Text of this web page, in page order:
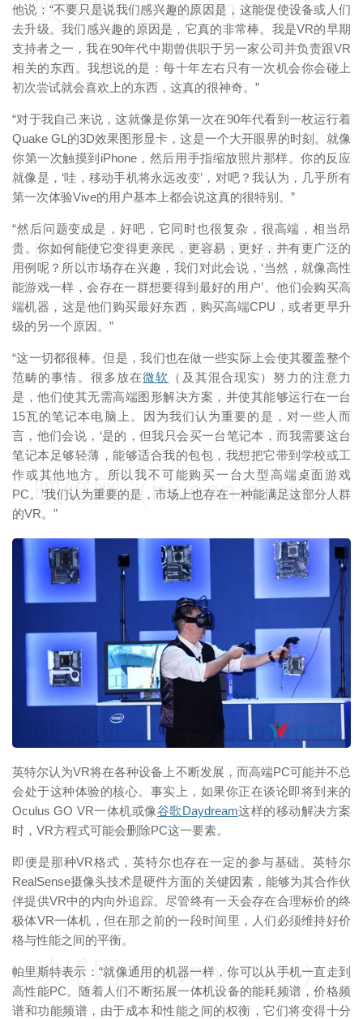
他说：“不要只是说我们感兴趣的原因是，这能促使设备或人们
去升级。我们感兴趣的原因是，它真的非常棒。我是VR的早期
支持者之一，我在90年代中期曾供职于另一家公司并负责跟VR
相关的东西。我想说的是：每十年左右只有一次机会你会碰上
初次尝试就会喜欢上的东西，这真的很神奇。”
“对于我自己来说，这就像是你第一次在90年代看到一枚运行着
Quake GL的3D效果图形显卡，这是一个大开眼界的时刻。就像
你第一次触摸到iPhone，然后用手指缩放照片那样。你的反应
就像是，‘哇，移动手机将永远改变’，对吧？我认为，几乎所有
第一次体验Vive的用户基本上都会说这真的很特别。”
“然后问题变成是，好吧，它同时也很复杂，很高端，相当昂
贵。你如何能使它变得更亲民，更容易，更好，并有更广泛的
用例呢？所以市场存在兴趣，我们对此会说，‘当然，就像高性
能游戏一样，会存在一群想要得到最好的用户’。他们会购买高
端机器，这是他们购买最好东西，购买高端CPU，或者更早升
级的另一个原因。”
“这一切都很棒。但是，我们也在做一些实际上会使其覆盖整个
范畴的事情。很多放在微软 （及其混合现实）努力的注意力
是，他们使其无需高端图形解决方案，并使其能够运行在一台
15瓦的笔记本电脑上。因为我们认为重要的是，对一些人而
言，他们会说，‘是的，但我只会买一台笔记本，而我需要这台
笔记本足够轻薄，能够适合我的包包，我想把它带到学校或工
作或其他地方。所以我不可能购买一台大型高端桌面游戏
PC。’我们认为重要的是，市场上也存在一种能满足这部分人群
的VR。”
英特尔认为VR将在各种设备上不断发展，而高端PC可能并不总
会处于这种体验的核心。事实上，如果你正在谈论即将到来的
Oculus GO VR一体机或像谷歌Daydream这样的移动解决方案
时，VR方程式可能会删除PC这一要素。
即便是那种VR格式，英特尔也存在一定的参与基础。英特尔
RealSense摄像头技术是硬件方面的关键因素，能够为其合作伙
伴提供VR中的内向外追踪。尽管终有一天会存在合理标价的终
极体VR一体机，但在那之前的一段时间里，人们必须维持好价
格与性能之间的平衡。
帕里斯特表示：“就像通用的机器一样，你可以从手机一直走到
高性能PC。随着人们不断拓展一体机设备的能耗频谱，价格频
谱和功能频谱，由于成本和性能之间的权衡，它们将变得十分
映维网（nweon.com）
映维网（nweon.com）
映维网（nweon.com）
映维网（nweon.com）
映维网（nweon.com）